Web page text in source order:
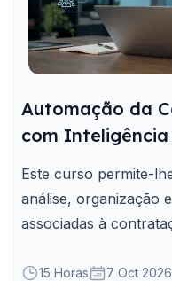
Automação da
com
Este curso permite-
análise, organização
associadas à
15 Horas 7 Oct 2026